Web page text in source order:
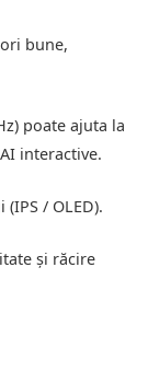
bune,
poate ajuta la
interactive.
/ OLED).
și răcire